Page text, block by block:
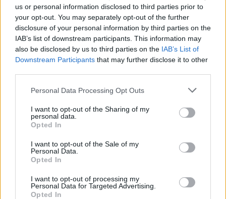
us or personal information disclosed to third parties prior to
your opt-out. You may separately opt-out of the further
disclosure of your personal information by third parties on the
IAB’s list of downstream participants. This information may
also be disclosed by us to third parties on the IAB’s List of
Downstream Participants that may further disclose it to other
Personal Data Processing Opt Outs
I want to opt-out of the Sharing of my
personal data.
Opted In
I want to opt-out of the Sale of my
Personal Data.
Opted In
I want to opt-out of processing my
Personal Data for Targeted Advertising.
Opted In